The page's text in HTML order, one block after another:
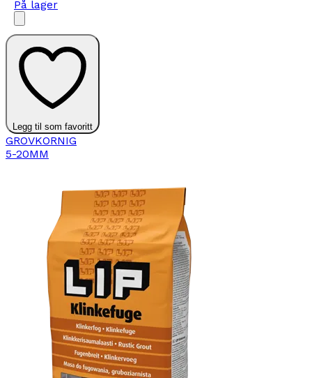
På lager
Legg til som favoritt
GROVKORNIG
5-20MM